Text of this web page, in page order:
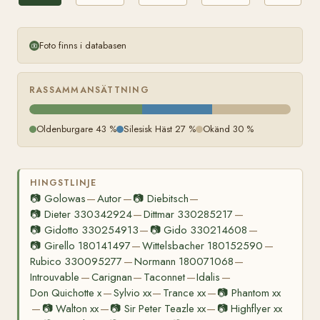
Foto finns i databasen
RASSAMMANSÄTTNING
Oldenburgare 43 % Silesisk Häst 27 % Okänd 30 %
HINGSTLINJE
📷 Golowas—Autor—📷 Diebitsch—
📷 Dieter 330342924—Dittmar 330285217 —
📷 Gidotto 330254913— 📷Gido 330214608 —
📷 Girello 180141497—Wittelsbacher 180152590 —
Rubico 330095277 —Normann 180071068—
Introuvable —Carignan— Taconnet—Idalis —
Don Quichotte x—Sylvio xx— Trance xx—📷 Phantom xx
— 📷Walton xx—📷 Sir Peter Teazle xx— 📷Highflyer xx